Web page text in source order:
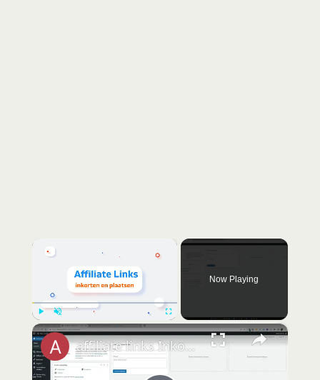
Play Unmute
Now Playing
×
affiliate links Inkorten plugin